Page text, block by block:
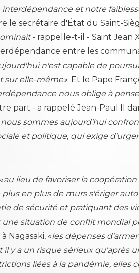
interdépendance et notre
le secrétaire d'État du Saint-
- rappelle-t-il - Saint Jean
entre les
n'est capable de
sur elle-même». Et le Pape
nous oblige à
part - a rappelé Jean-Paul II
nous sommes aujourd'hui
et politique, qui exige
au lieu de favoriser la
en plus de murs s'ériger
de sécurité et pratiquant des
situation de conflit mondial
Nagasaki, «les dépenses
y a un risque sérieux qu'après
liées à la pandémie, elles